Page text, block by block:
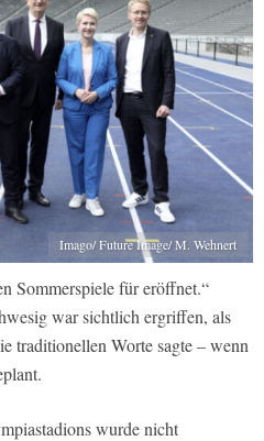
Imago/ Future Image/ M. Wehnert
Sommerspiele für eröffnet.“
war sichtlich ergriffen, als
traditionellen Worte sagte – wenn
wurde nicht